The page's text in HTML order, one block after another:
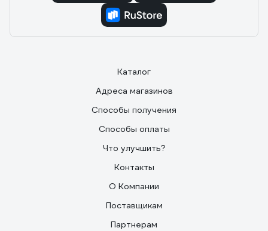
Каталог
Адреса магазинов
Способы получения
Способы оплаты
Что улучшить?
Контакты
О Компании
Поставщикам
Партнерам